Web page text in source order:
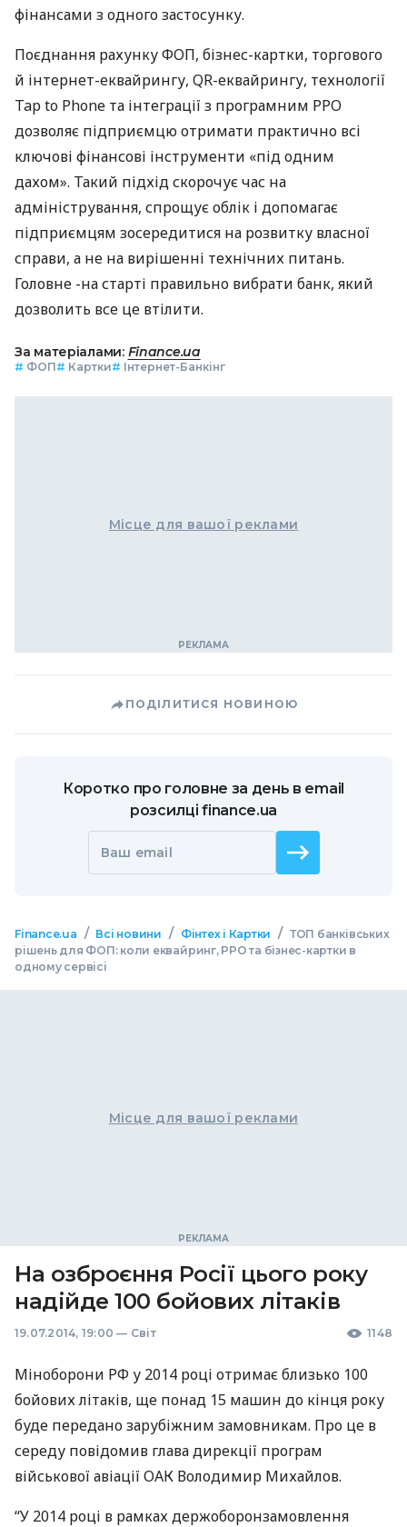
фінансами з одного застосунку.
Поєднання рахунку ФОП, бізнес-картки, торгового
й інтернет-еквайрингу, QR-еквайрингу, технології
Tap to Phone та інтеграції з програмним РРО
дозволяє підприємцю отримати практично всі
ключові фінансові інструменти «під одним
дахом». Такий підхід скорочує час на
адміністрування, спрощує облік і допомагає
підприємцям зосередитися на розвитку власної
справи, а не на вирішенні технічних питань.
Головне -на старті правильно вибрати банк, який
дозволить все це втілити.
За матеріалами: Finance.ua
# ФОП# Картки# Інтернет-Банкінг
Місце для вашої реклами
ПОДІЛИТИСЯ НОВИНОЮ
Коротко про головне за день в email
розсилці finance.ua
Ваш email
Finance.ua / Всі новини / Фінтех і Картки / ТОП банківських
рішень для ФОП: коли еквайринг, РРО та бізнес-картки в
одному сервісі
Місце для вашої реклами
На озброєння Росії цього року
надійде 100 бойових літаків
19.07.2014, 19:00 — Світ 1148
Міноборони РФ у 2014 році отримає близько 100
бойових літаків, ще понад 15 машин до кінця року
буде передано зарубіжним замовникам. Про це в
середу повідомив глава дирекції програм
військової авіації ОАК Володимир Михайлов.
“У 2014 році в рамках держоборонзамовлення